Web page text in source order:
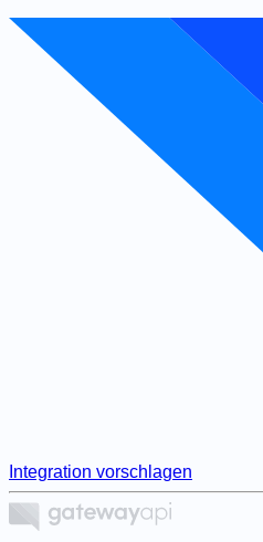
Integration vorschlagen